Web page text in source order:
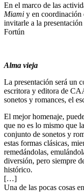
En el marco de las
Miami y en coordinación
invitarle a la
Fortún
Alma vieja
La presentación será un
escritora y editora de
sonetos y romances, el
El mejor homenaje,
que no es lo mismo que
conjunto de sonetos y
estas formas clásicas,
remedándolas,
diversión, pero siempre
histórico.
[…]
Una de las pocas cosas